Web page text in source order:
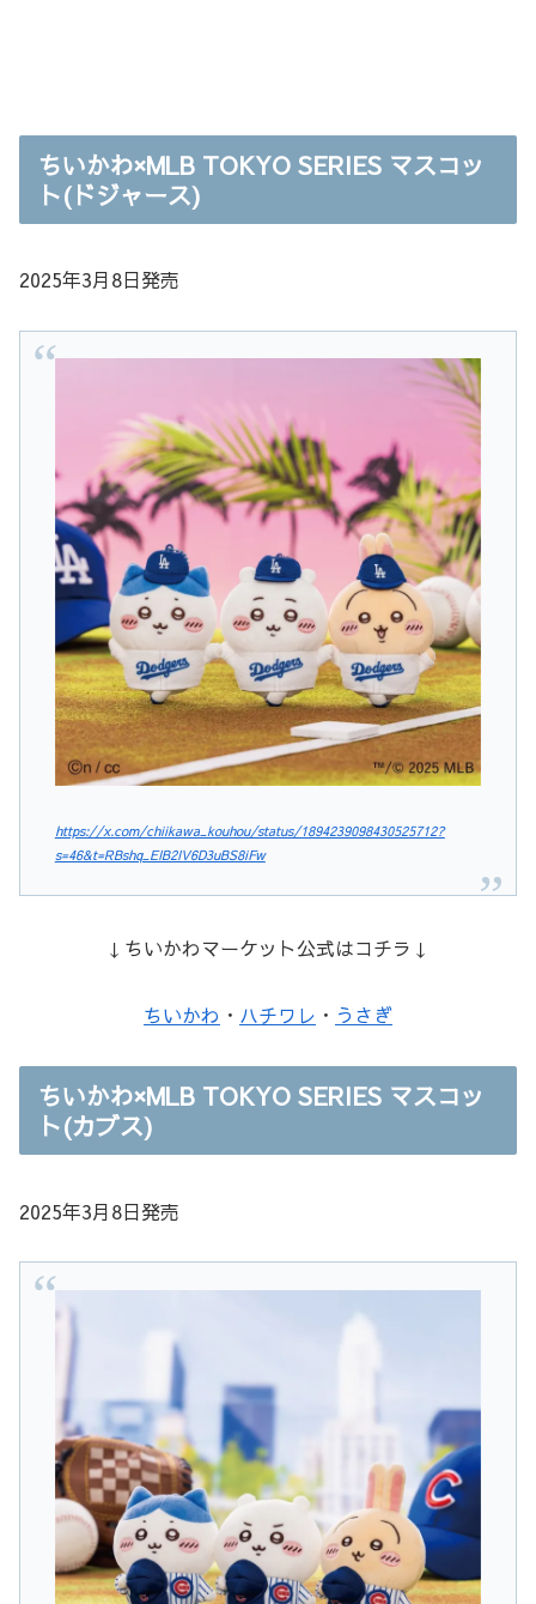
ちいかわ×MLB TOKYO SERIES マスコッ
ト(ドジャース)
2025年3月8日発売
https://x.com/chiikawa_kouhou/status/1894239098430525712?
s=46&t=RBshq_EIB2IV6D3uBS8iFw
↓ちいかわマーケット公式はコチラ↓
ちいかわ ・ ハチワレ ・ うさぎ
ちいかわ×MLB TOKYO SERIES マスコッ
ト(カブス)
2025年3月8日発売